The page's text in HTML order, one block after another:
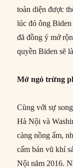
toàn diện được
lúc đó ông
đã đồng ý mở
quyền Biden sẽ
Mở ngỏ trừng
Cùng với sự
Hà Nội và
càng nồng ấm,
cấm bán vũ khí
Nội năm 2016.